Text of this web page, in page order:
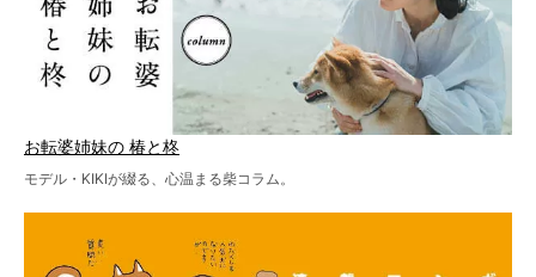
お転婆姉妹の 椿と柊
モデル・KIKIが綴る、心温まる柴コラム。